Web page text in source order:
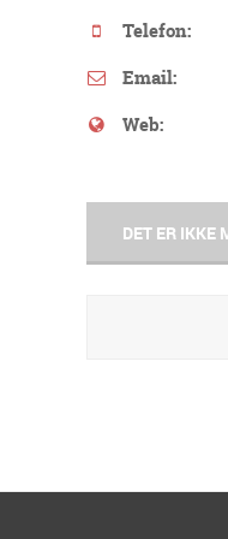
Telefon:
Email:
Web:
DET ER IKKE